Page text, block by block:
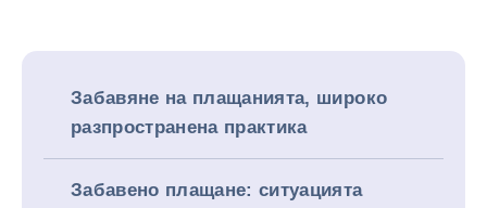
Забавяне на плащанията, широко
разпространена практика
Забавено плащане: ситуацията